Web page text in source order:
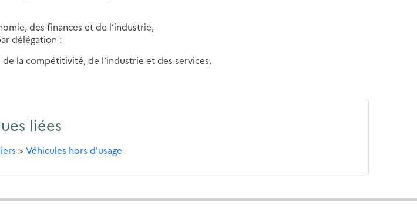
des finances et de l’industrie,
délégation :
la compétitivité, de l’industrie et des services,
liées
>Véhicules hors d'usage